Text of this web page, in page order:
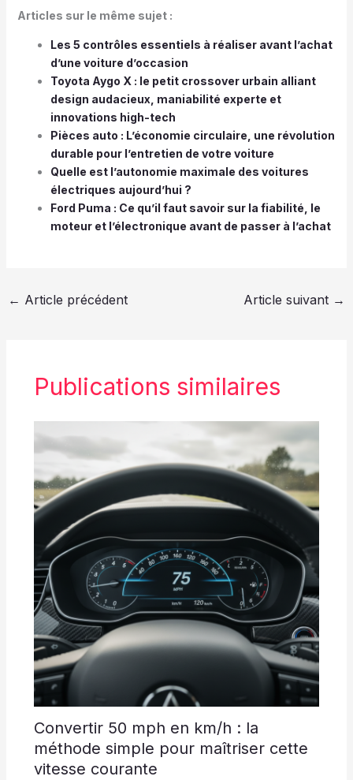
Articles sur le même sujet :
Les 5 contrôles essentiels à réaliser avant l’achat
d’une voiture d’occasion
Toyota Aygo X : le petit crossover urbain alliant
design audacieux, maniabilité experte et
innovations high-tech
Pièces auto : L’économie circulaire, une révolution
durable pour l’entretien de votre voiture
Quelle est l’autonomie maximale des voitures
électriques aujourd’hui ?
Ford Puma : Ce qu’il faut savoir sur la fiabilité, le
moteur et l’électronique avant de passer à l’achat
← Article précédent Article suivant →
Publications similaires
Convertir 50 mph en km/h : la
méthode simple pour maîtriser cette
vitesse courante